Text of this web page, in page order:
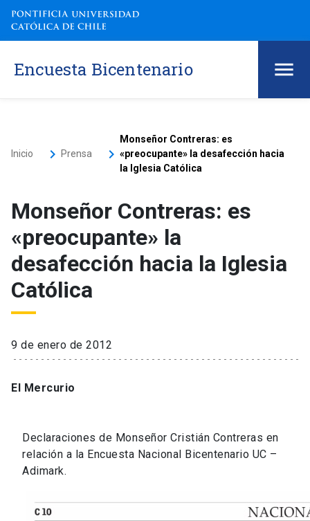
Encuesta Bicentenario
Inicio keyboard_arrow_right Prensa keyboard_arrow_right
Monseñor Contreras: es
«preocupante» la desafección hacia
la Iglesia Católica
Monseñor Contreras: es
«preocupante» la
desafección hacia la Iglesia
Católica
9 de enero de 2012
El Mercurio
Declaraciones de Monseñor Cristián Contreras en
relación a la Encuesta Nacional Bicentenario UC –
Adimark.